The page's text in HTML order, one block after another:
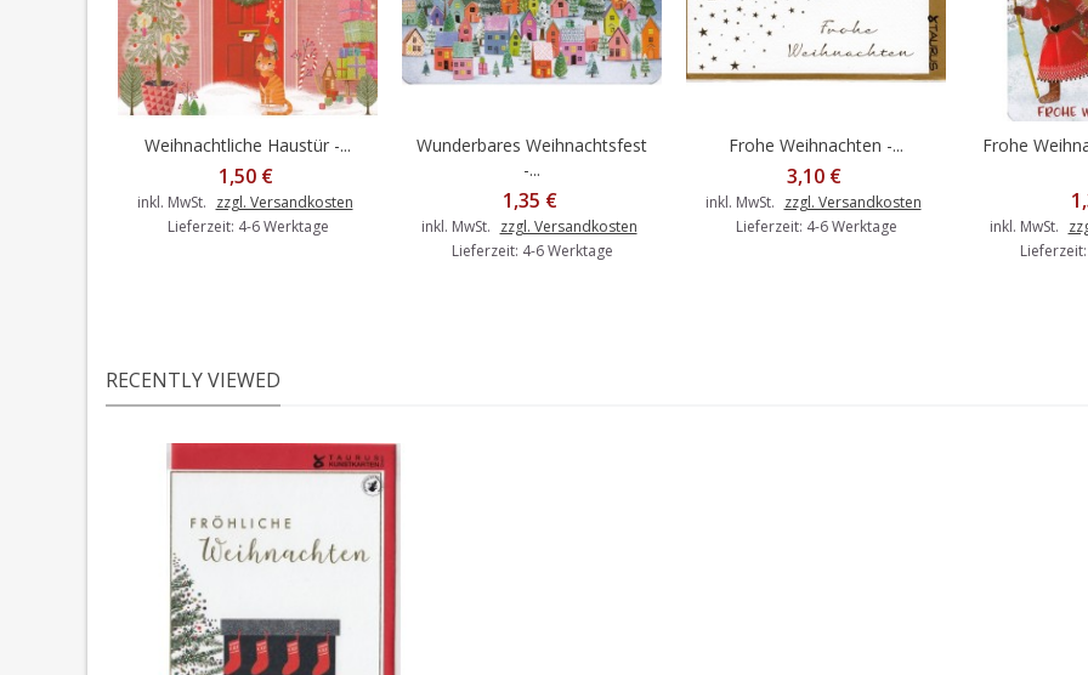
In den Warenkorb
Weihnachtliche Haustür -...
1,50 €
inkl. MwSt. zzgl. Versandkosten
Lieferzeit: 4-6 Werktage
In den Warenkorb
Wunderbares Weihnachtsfest
-...
1,35 €
inkl. MwSt. zzgl. Versandkosten
Lieferzeit: 4-6 Werktage
In den Warenkorb
Frohe Weihnachten -...
3,10 €
inkl. MwSt. zzgl. Versandkosten
Lieferzeit: 4-6 Werktage
In
Frohe
inkl. MwSt.
RECENTLY VIEWED